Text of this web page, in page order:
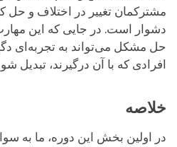
مشترکمان تغییر در اختلاف و حل
دشوار است. در جایی که این
حل مشکل می‌تواند به تجربه‌ای
افرادی که با آن درگیرند، تبدیل
خلاصه
در اولین بخش این دوره، ما به